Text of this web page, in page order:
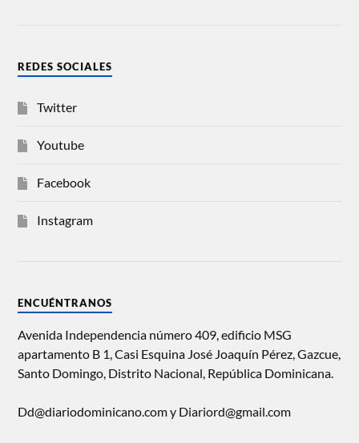
REDES SOCIALES
Twitter
Youtube
Facebook
Instagram
ENCUÉNTRANOS
Avenida Independencia número 409, edificio MSG
apartamento B 1, Casi Esquina José Joaquín Pérez, Gazcue,
Santo Domingo, Distrito Nacional, República Dominicana.
Dd@diariodominicano.com y Diariord@gmail.com